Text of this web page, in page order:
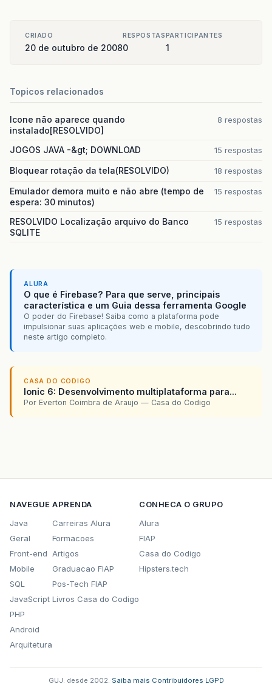
CRIADO
20 de outubro de 2008
RESPOSTAS
0
PARTICIPANTES
1
Topicos relacionados
Icone não aparece quando
instalado[RESOLVIDO]
8 respostas
JOGOS JAVA -&gt; DOWNLOAD 15 respostas
Bloquear rotação da tela(RESOLVIDO) 18 respostas
Emulador demora muito e não abre (tempo de
espera: 30 minutos)
15 respostas
RESOLVIDO Localização arquivo do Banco
SQLITE
15 respostas
ALURA
O que é Firebase? Para que serve, principais
característica e um Guia dessa ferramenta Google
O poder do Firebase! Saiba como a plataforma pode
impulsionar suas aplicações web e mobile, descobrindo tudo
neste artigo completo.
CASA DO CODIGO
Ionic 6: Desenvolvimento multiplataforma para...
Por Everton Coimbra de Araujo — Casa do Codigo
NAVEGUE
Java
Geral
Front-end
Mobile
SQL
JavaScript
PHP
Android
Arquitetura
APRENDA
Carreiras Alura
Formacoes
Artigos
Graduacao FIAP
Pos-Tech FIAP
Livros Casa do Codigo
CONHECA O GRUPO
Alura
FIAP
Casa do Codigo
Hipsters.tech
GUJ: desde 2002. Saiba mais Contribuidores LGPD